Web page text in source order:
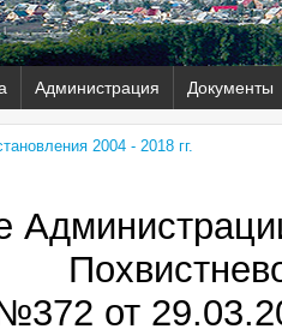
Администрация Документы
2004 - 2018 гг.
от